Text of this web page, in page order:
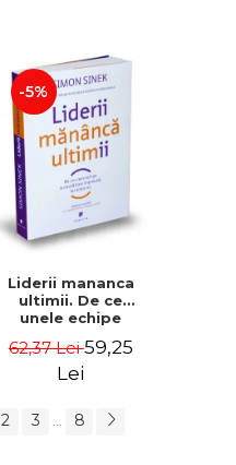
-5%
Liderii mananca
ultimii. De ce
unele echipe
impreuna, iar
altele nu. Editia a
62,37 Lei59,25
Lei
2 3 8